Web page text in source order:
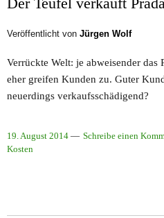
Veröffentlicht von Jürgen Wolf
Verrückte Welt: je abweisender das
eher greifen Kunden zu. Guter
neuerdings verkaufsschädigend?
19. August 2014
Schreibe einen
Kosten